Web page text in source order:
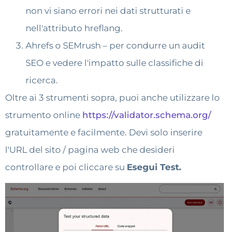
non vi siano errori nei dati strutturati e
nell'attributo hreflang.
Ahrefs o SEMrush – per condurre un audit
SEO e vedere l'impatto sulle classifiche di
ricerca.
Oltre ai 3 strumenti sopra, puoi anche utilizzare lo
strumento online https://validator.schema.org/
gratuitamente e facilmente. Devi solo inserire
l'URL del sito / pagina web che desideri
controllare e poi cliccare su Esegui Test.